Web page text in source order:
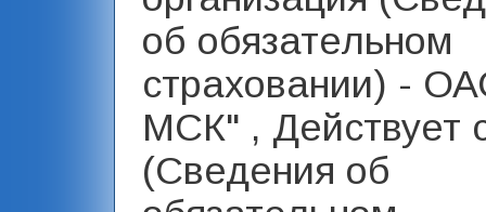
об обязательном
страховании) -
МСК" , Действует
(Сведения об